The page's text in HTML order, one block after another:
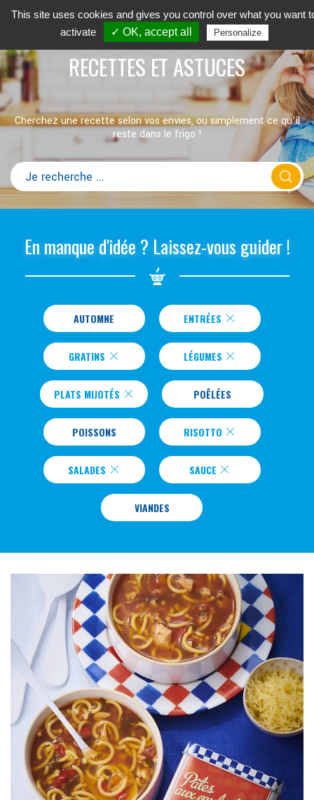
RECETTES ET ASTUCES
Cherchez une recette selon vos envies, ou simplement ce qu’il
reste dans le frigo !
En manque d'idée ? Laissez-vous guider !
AUTOMNE ENTRÉES
GRATINS LÉGUMES
PLATS MIJOTÉS POÊLÉES
POISSONS RISOTTO
SALADES SAUCE
VIANDES
DIFFICULTÉ
PRÉPARATION
10 Min
This site uses cookies and gives you control over what you want
activate
✓ OK, accept all Personalize